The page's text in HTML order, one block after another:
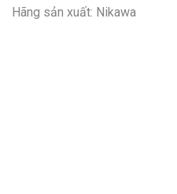
Hãng sản xuất: Nikawa